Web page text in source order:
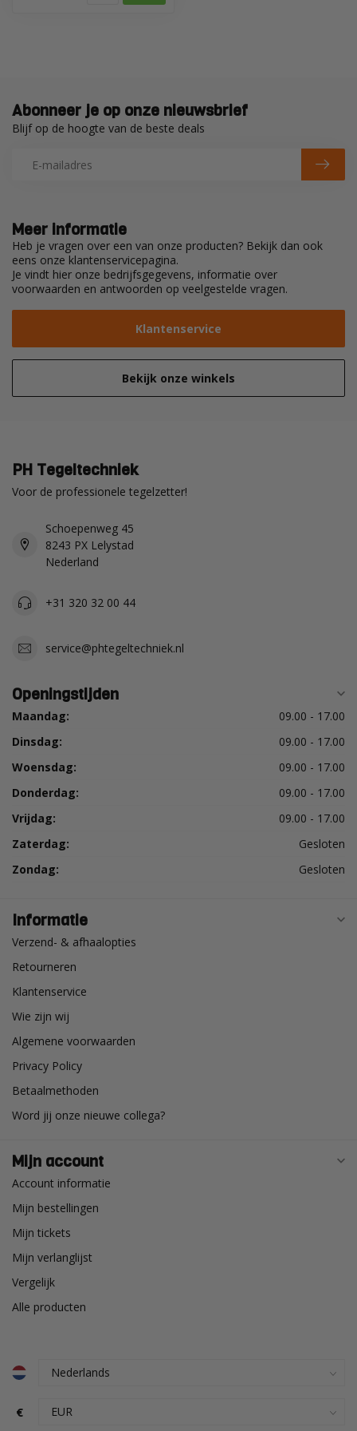
Meer informatie
Heb je vragen over een van onze producten? Bekijk dan ook
eens onze klantenservicepagina.
Je vindt hier onze bedrijfsgegevens, informatie over
voorwaarden en antwoorden op veelgestelde vragen.
Klantenservice
Bekijk onze winkels
Abonneer je op onze nieuwsbrief
Blijf op de hoogte van de beste deals
PH Tegeltechniek
Voor de professionele tegelzetter!
Schoepenweg 45
8243 PX Lelystad
Nederland
+31 320 32 00 44
service@phtegeltechniek.nl
Openingstijden
Maandag:
09.00 - 17.00
Dinsdag:
09.00 - 17.00
Woensdag:
09.00 - 17.00
Donderdag:
09.00 - 17.00
Vrijdag:
09.00 - 17.00
Zaterdag:
Gesloten
Zondag:
Gesloten
Informatie
Verzend- & afhaalopties
Retourneren
Klantenservice
Wie zijn wij
Algemene voorwaarden
Privacy Policy
Betaalmethoden
Word jij onze nieuwe collega?
Mijn account
Account informatie
Mijn bestellingen
Mijn tickets
Mijn verlanglijst
Vergelijk
Alle producten
€